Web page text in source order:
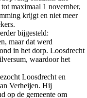
maximaal 1 november,
krijgt en niet meer
bijgesteld:
maar dat werd
in het dorp. Loosdrecht
waardoor het
Loosdrecht en
Verheijen. Hij
op de gemeente om